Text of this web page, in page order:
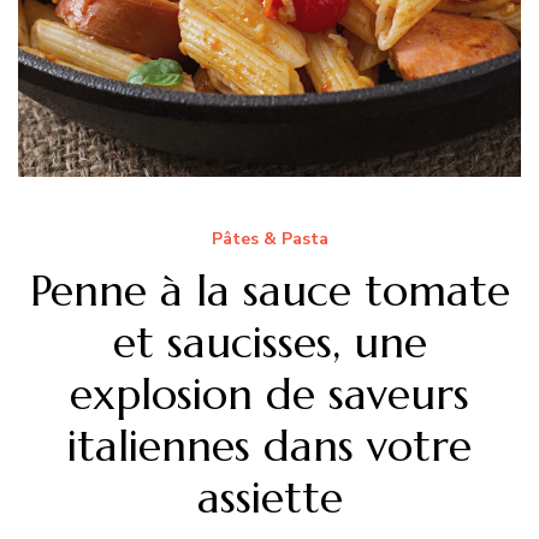
Pâtes & Pasta
Penne à la sauce tomate
et saucisses, une
explosion de saveurs
italiennes dans votre
assiette